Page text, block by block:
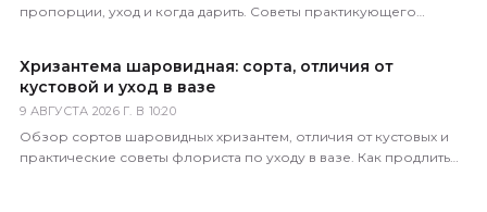
пропорции, уход и когда дарить. Советы практикующего
Хризантема шаровидная: сорта, отличия от
кустовой и уход в вазе
9 АВГУСТА 2026 Г. В 10:20
Обзор сортов шаровидных хризантем, отличия от кустовых и
практические советы флориста по уходу в вазе. Как продлить